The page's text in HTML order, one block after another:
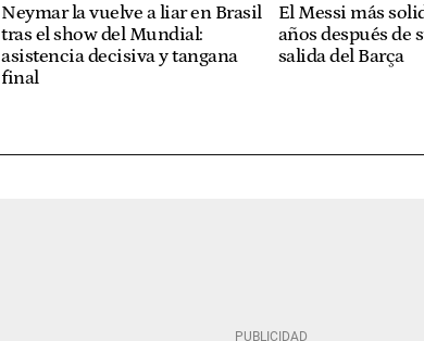
Neymar la vuelve a liar en Brasil
tras el show del Mundial:
asistencia decisiva y tangana
final
El Messi más
años después de
salida del Barça